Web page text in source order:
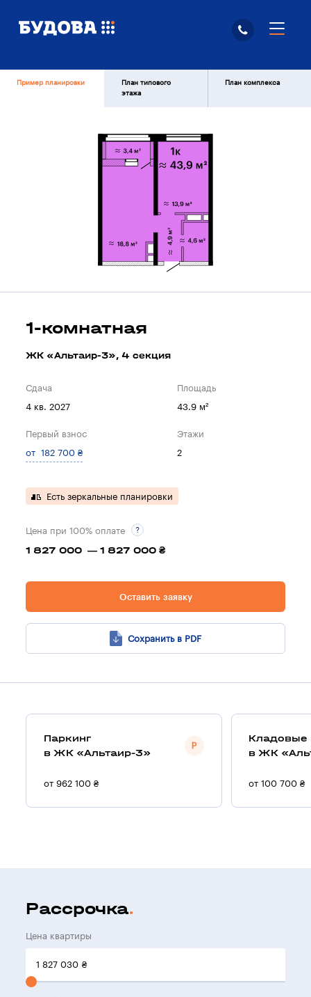
Пример планировки
План типового
этажа
План комплекса
1-комнатная
ЖК «Альтаир-3», 4 секция
Сдача
4 кв. 2027
Площадь
43.9 м²
Первый взнос
от 182 700 ₴
Этажи
2
Есть зеркальные планировки
Цена при 100% оплате
1 827 000 — 1 827 000 ₴
Оставить заявку
Сохранить в PDF
Паркинг
в ЖК «Альтаир-3»
от 962 100 ₴
Кладовые
в ЖК
от 100 700 ₴
Рассрочка
Цена квартиры
1 827 030 ₴